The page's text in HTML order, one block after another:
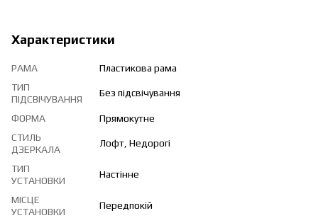
Характеристики
РАМА
Пластикова рама
ТИП
ПІДСВІЧУВАННЯ
Без підсвічування
ФОРМА
Прямокутне
СТИЛЬ
ДЗЕРКАЛА
Лофт, Недорогі
ТИП
УСТАНОВКИ
Настінне
МІСЦЕ
УСТАНОВКИ
Передпокій